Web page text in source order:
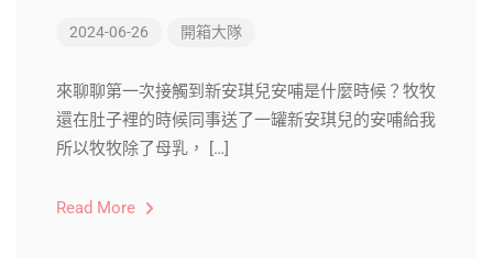
2024-06-26 開箱大隊
來聊聊第一次接觸到新安琪兒安哺是什麼時候？牧牧
還在肚子裡的時候同事送了一罐新安琪兒的安哺給我
所以牧牧除了母乳， […]
Read More